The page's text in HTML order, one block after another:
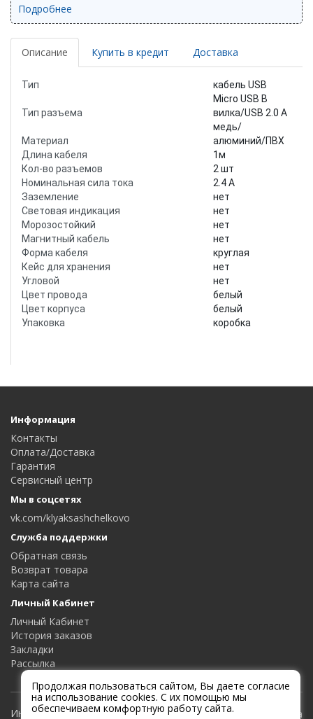
Подробнее
Описание Купить в кредит Доставка
Тип кабель USB
Тип разъема
Micro USB B
вилка/USB 2.0 A
Материал
медь/
алюминий/ПВХ
Длина кабеля
1м
Кол-во разъемов
2 шт
Номинальная сила тока
2.4 А
Заземление
нет
Световая индикация
нет
Морозостойкий
нет
Магнитный кабель
нет
Форма кабеля
круглая
Кейс для хранения
нет
Угловой
нет
Цвет провода
белый
Цвет корпуса
белый
Упаковка
коробка
Информация
Контакты
Оплата/Доставка
Гарантия
Сервисный центр
Мы в соцсетях
vk.com/klyaksashchelkovo
Служба поддержки
Обратная связь
Возврат товара
Карта сайта
Личный Кабинет
Личный Кабинет
История заказов
Закладки
Рассылка
Интернет-магазин Клякса и Мухомор |
Продолжая пользоваться сайтом, Вы даете согласие
на использование cookies. С их помощью мы
обеспечиваем комфортную работу сайта.